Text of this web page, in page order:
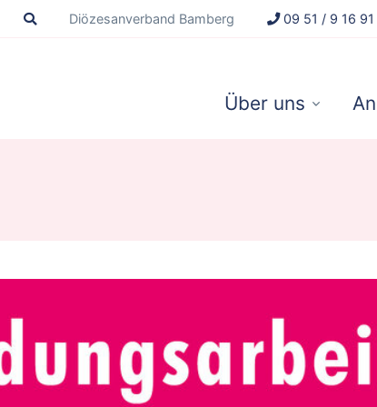
Diözesanverband Bamberg 09 51 / 9 16
Über uns